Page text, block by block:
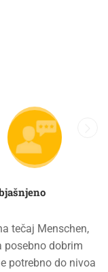
tečaj Menschen,
posebno dobrim
potrebno do nivoa